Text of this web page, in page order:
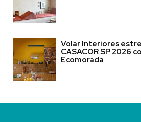
Volar Interiores
CASACOR SP 2026
Ecomorada